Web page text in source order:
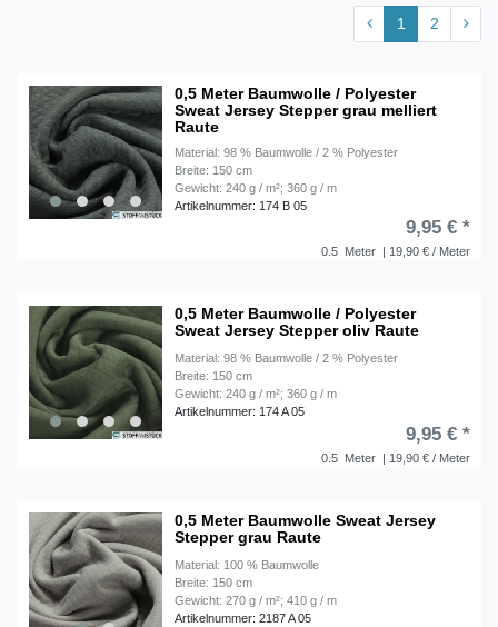
1 2
0,5 Meter Baumwolle / Polyester
Sweat Jersey Stepper grau melliert
Raute
Material: 98 % Baumwolle / 2 % Polyester
Breite: 150 cm
Gewicht: 240 g / m²; 360 g / m
Artikelnummer: 174 B 05
0.5 Meter | 19,90 € / Meter
9,95 € *
0,5 Meter Baumwolle / Polyester
Sweat Jersey Stepper oliv Raute
Material: 98 % Baumwolle / 2 % Polyester
Breite: 150 cm
Gewicht: 240 g / m²; 360 g / m
Artikelnummer: 174 A 05
0.5 Meter | 19,90 € / Meter
9,95 € *
0,5 Meter Baumwolle Sweat Jersey
Stepper grau Raute
Material: 100 % Baumwolle
Breite: 150 cm
Gewicht: 270 g / m²; 410 g / m
Artikelnummer: 2187 A 05